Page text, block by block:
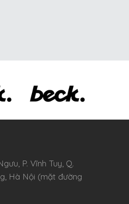
P. Vĩnh Tuy, Q.
Hà Nội (mặt đường